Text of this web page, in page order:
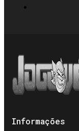
Informações